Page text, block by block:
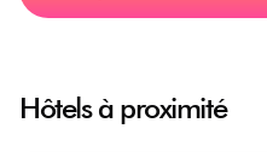
Hôtels à proximité